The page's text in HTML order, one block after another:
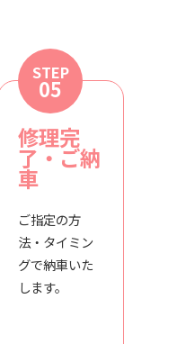
STEP
05
修理完
了・ご納
車
ご指定の方
法・タイミン
グで納車いた
します。